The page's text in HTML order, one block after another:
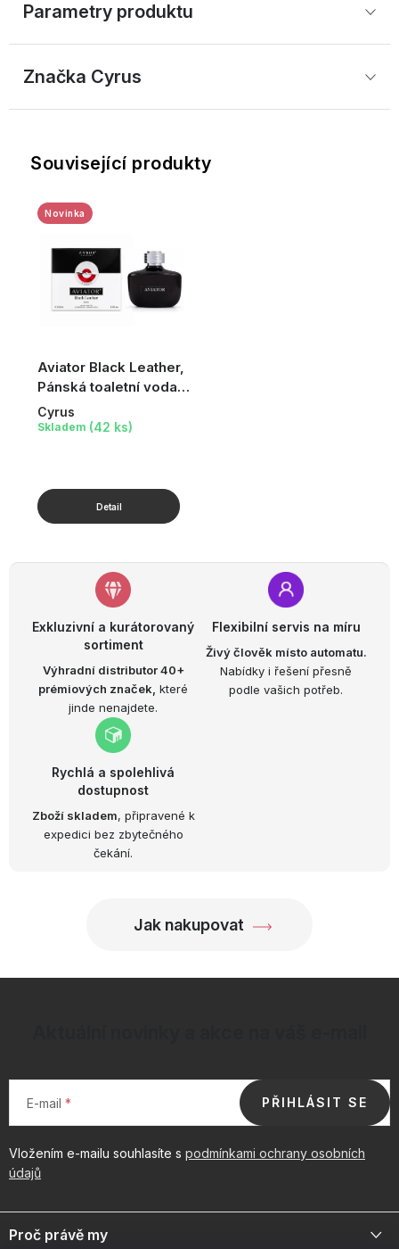
Parametry produktu
Značka Cyrus
Související produkty
Aviator Black Leather,
Pánská toaletní voda,
100 ml
Novinka
Cyrus
Skladem (42 ks)
Exkluzivní a kurátorovaný
sortiment
Výhradní distributor 40+
prémiových značek, které
jinde nenajdete.
Flexibilní servis na míru
Živý člověk místo automatu.
Nabídky i řešení přesně
podle vašich potřeb.
Rychlá a spolehlivá
dostupnost
Zboží skladem, připravené k
expedici bez zbytečného
čekání.
Jak nakupovat
E-mail
Vložením e-mailu souhlasíte s podmínkami ochrany osobních
údajů
PŘIHLÁSIT SE
á
pProč právě my